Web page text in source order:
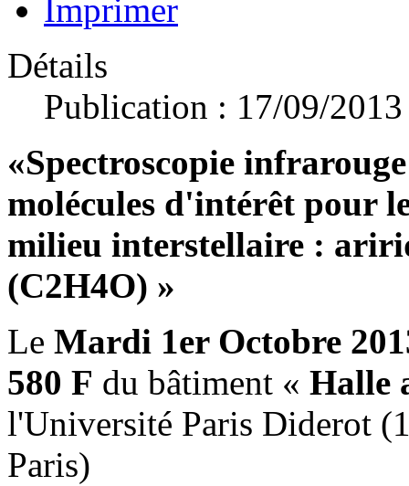
Détails
Publication : 17/09/2013
«Spectroscopie
molécules d'intérêt pour
milieu interstellaire :
(C2H4O) »
Le Mardi 1er Octobre
580 F du bâtiment « Halle
l'Université Paris Diderot
Paris)